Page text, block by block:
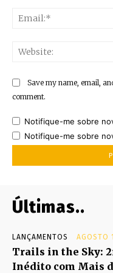
Save my name, email,
comment.
Notifique-me sobre
Notifique-me sobre
Últimas..
LANÇAMENTOS AGOSTO
Trails in the Sky:
Inédito com Mais